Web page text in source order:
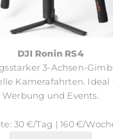
DJI Ronin RS4
3-Achsen-
Kamerafahrten. Ideal
Werbung und Events.
30 €/Tag | 160 €/